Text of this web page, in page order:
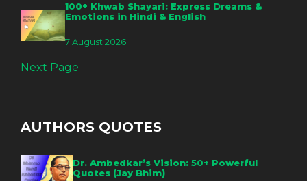
100+ Khwab Shayari: Express Dreams &
Emotions in Hindi & English
7 August 2026
Next Page
AUTHORS QUOTES
Dr. Ambedkar’s Vision: 50+ Powerful
Quotes (Jay Bhim)